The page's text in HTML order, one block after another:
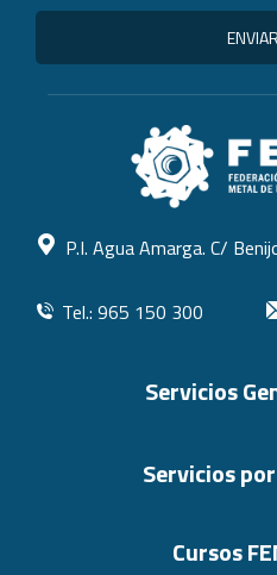
ENVIAR
P.I. Agua Amarga. C/
Tel.: 965 150 300
Servicios
Servicios
Cursos